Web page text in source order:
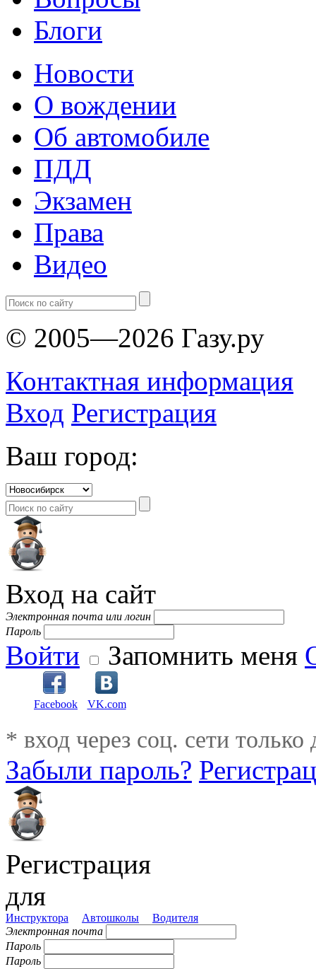
Блоги
Новости
О вождении
Об автомобиле
ПДД
Экзамен
Права
Видео
© 2005—2026 Газу.ру
Контактная информация
Вход Регистрация
Ваш город:
Вход на сайт
Электронная почта или логин
Пароль
Войти Запомнить меня
Facebook VK.com
* вход через соц. сети
Забыли пароль?
Регистрация
для
Инструктора Автошколы
Водителя
Электронная почта
Пароль
Пароль